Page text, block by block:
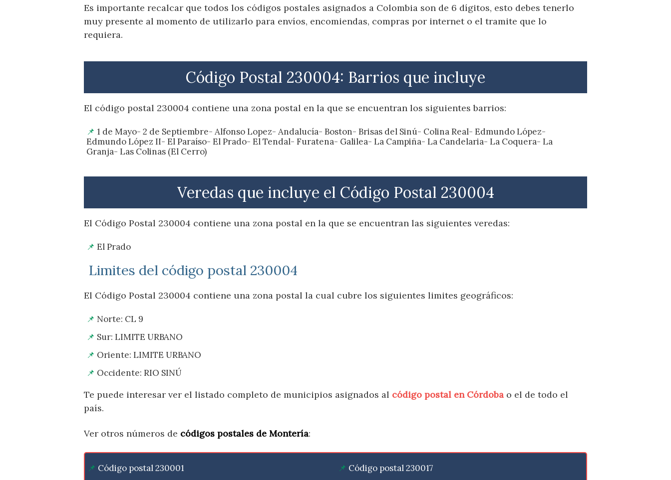
Es importante recalcar que todos los códigos postales asignados a Colombia son de 6 dígitos, esto debes tenerlo
muy presente al momento de utilizarlo para envíos, encomiendas, compras por internet o el tramite que lo
requiera.
Código Postal 230004: Barrios que incluye
El código postal 230004 contiene una zona postal en la que se encuentran los siguientes barrios:
1 de Mayo- 2 de Septiembre- Alfonso Lopez- Andalucía- Boston- Brisas del Sinú- Colina Real- Edmundo López-
Edmundo López II- El Paraíso- El Prado- El Tendal- Furatena- Galilea- La Campiña- La Candelaria- La Coquera- La
Granja- Las Colinas (El Cerro)
Veredas que incluye el Código Postal 230004
El Código Postal 230004 contiene una zona postal en la que se encuentran las siguientes veredas:
El Prado
Limites del código postal 230004
El Código Postal 230004 contiene una zona postal la cual cubre los siguientes limites geográficos:
Norte: CL 9
Sur: LIMITE URBANO
Oriente: LIMITE URBANO
Occidente: RIO SINÚ
Te puede interesar ver el listado completo de municipios asignados al código postal en Córdoba o el de todo el
país.
Ver otros números de códigos postales de Montería:
Código postal 230001
Código postal 230017